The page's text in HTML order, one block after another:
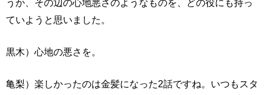
うか、その辺の心地悪さのようなものを、どの役にも持っ
ていようと思いました。
黒木）心地の悪さを。
亀梨）楽しかったのは金髪になった2話ですね。いつもスタ